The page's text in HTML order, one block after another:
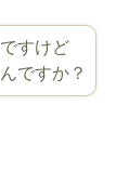
すけど
ですか？